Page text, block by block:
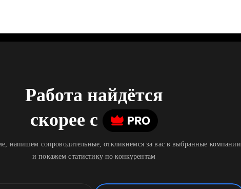
Работа найдётся
скорее c
напишем сопроводительные, откликнемся за вас в выбранные компании
и покажем статистику по конкурентам